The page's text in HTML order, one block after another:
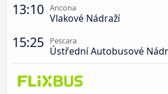
13:10 Ancona
Vlakové Nádraží
15:25 Pescara
Ústřední Autobusové